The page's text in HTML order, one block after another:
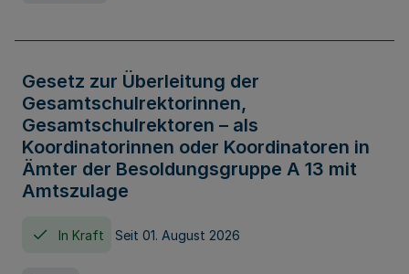
Gesetz zur Überleitung der
Gesamtschulrektorinnen,
Gesamtschulrektoren – als
Koordinatorinnen oder Koordinatoren in
Ämter der Besoldungsgruppe A 13 mit
Amtszulage
In Kraft Seit 01. August 2026